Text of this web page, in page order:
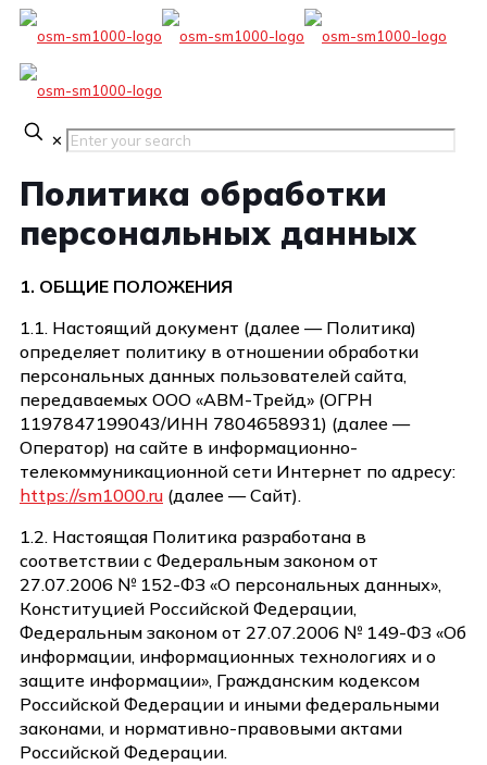
✕
Политика обработки
персональных данных
1. ОБЩИЕ ПОЛОЖЕНИЯ
1.1. Настоящий документ (далее — Политика)
определяет политику в отношении обработки
персональных данных пользователей сайта,
передаваемых ООО «АВМ-Трейд» (ОГРН
1197847199043/ИНН 7804658931) (далее —
Оператор) на сайте в информационно-
телекоммуникационной сети Интернет по адресу:
https://sm1000.ru (далее — Сайт).
1.2. Настоящая Политика разработана в
соответствии с Федеральным законом от
27.07.2006 № 152-ФЗ «О персональных данных»,
Конституцией Российской Федерации,
Федеральным законом от 27.07.2006 № 149-ФЗ «Об
информации, информационных технологиях и о
защите информации», Гражданским кодексом
Российской Федерации и иными федеральными
законами, и нормативно-правовыми актами
Российской Федерации.